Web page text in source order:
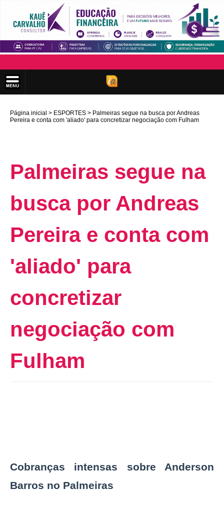
Página inicial ESPORTES
Palmeiras segue na busca por Andreas
Pereira e conta com 'aliado' para concretizar negociação com Fulham
Palmeiras segue na
busca por Andreas
Pereira e conta com
'aliado' para
concretizar
negociação com
Fulham
Cobranças intensas sobre Anderson
Barros no Palmeiras